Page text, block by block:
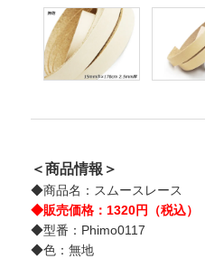
＜商品情報＞
◆商品名：スムースレース
◆販売価格：1320円（税込）
◆型番：Phimo0117
◆色：無地